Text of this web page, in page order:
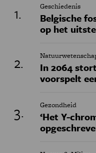
Geschiedenis
Belgische
op het
In 2064
voorspelt
Gezondheid
‘Het Y-